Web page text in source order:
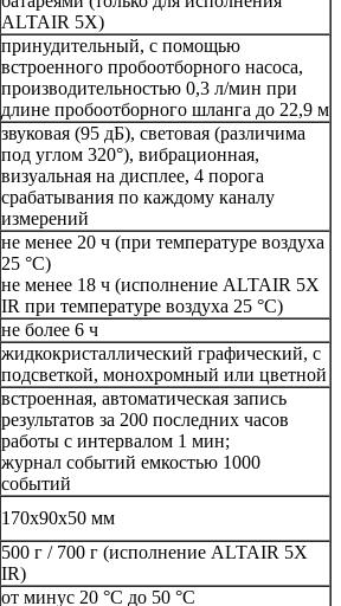
ALTAIR 5X)
принудительный, с помощью
встроенного пробоотборного насоса,
производительностью 0,3 л/мин при
длине пробоотборного шланга до 22,9 м
звуковая (95 дБ), световая (различима
под углом 320°), вибрационная,
визуальная на дисплее, 4 порога
срабатывания по каждому каналу
измерений
не менее 20 ч (при температуре воздуха
25 °С)
не менее 18 ч (исполнение ALTAIR 5X
IR при температуре воздуха 25 °С)
не более 6 ч
жидкокристаллический графический, с
подсветкой, монохромный или цветной
встроенная, автоматическая запись
результатов за 200 последних часов
работы с интервалом 1 мин;
журнал событий емкостью 1000
событий
170х90х50 мм
500 г / 700 г (исполнение ALTAIR 5X
IR)
от минус 20 °С до 50 °С